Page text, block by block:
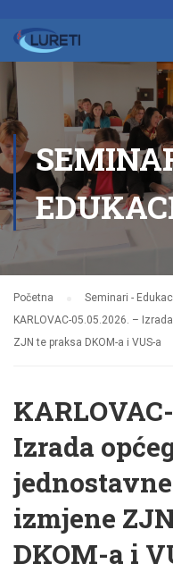
Početna
Seminari -
KARLOVAC-05.05.2026. –
ZJN te praksa DKOM-a i VUS-a
Izrada
izmjene
DKOM-a i